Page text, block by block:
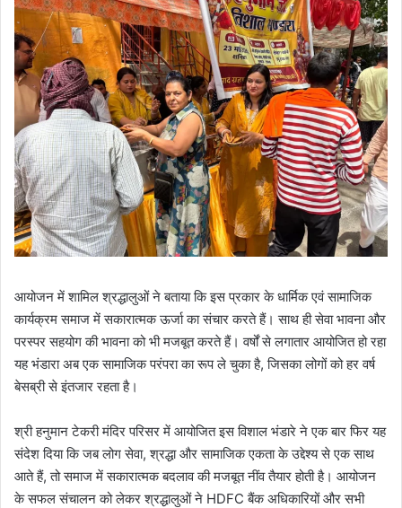
आयोजन में शामिल श्रद्धालुओं ने बताया कि इस प्रकार के धार्मिक एवं सामाजिक
कार्यक्रम समाज में सकारात्मक ऊर्जा का संचार करते हैं। साथ ही सेवा भावना और
परस्पर सहयोग की भावना को भी मजबूत करते हैं। वर्षों से लगातार आयोजित हो रहा
यह भंडारा अब एक सामाजिक परंपरा का रूप ले चुका है, जिसका लोगों को हर वर्ष
बेसब्री से इंतजार रहता है।
श्री हनुमान टेकरी मंदिर परिसर में आयोजित इस विशाल भंडारे ने एक बार फिर यह
संदेश दिया कि जब लोग सेवा, श्रद्धा और सामाजिक एकता के उद्देश्य से एक साथ
आते हैं, तो समाज में सकारात्मक बदलाव की मजबूत नींव तैयार होती है। आयोजन
के सफल संचालन को लेकर श्रद्धालुओं ने HDFC बैंक अधिकारियों और सभी